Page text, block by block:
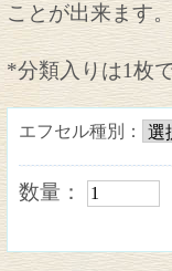
ことが出来ます
*分類入りは1枚
エフセル種別：
数量：